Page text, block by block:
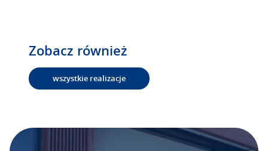
Zobacz również
wszystkie realizacje